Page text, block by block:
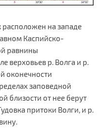
на западе
Каспийско-
равнины
верховьев р. Волга и р.
оконечности
заповедной
близости от нее берут
притоки Волги, и р.